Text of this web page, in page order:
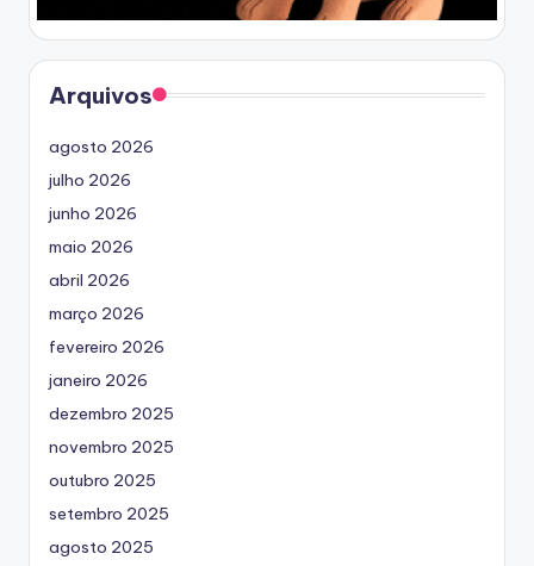
Arquivos
agosto 2026
julho 2026
junho 2026
maio 2026
abril 2026
março 2026
fevereiro 2026
janeiro 2026
dezembro 2025
novembro 2025
outubro 2025
setembro 2025
agosto 2025